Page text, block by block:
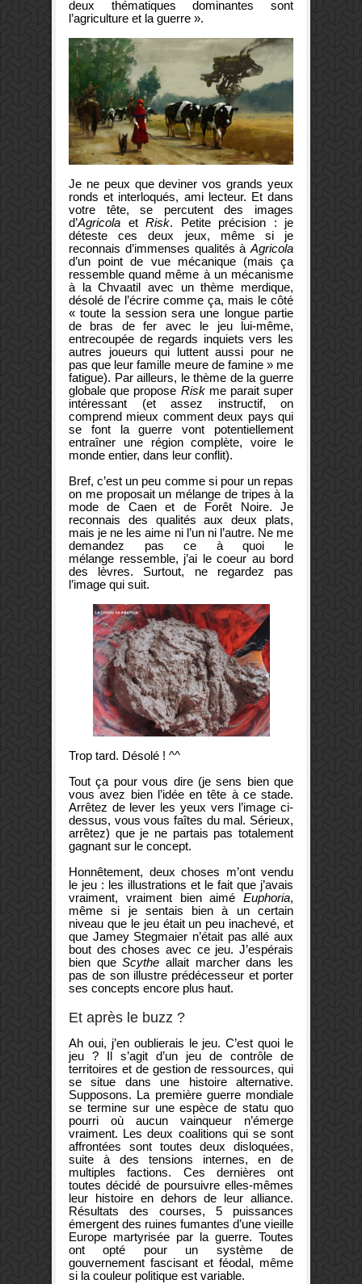
deux thématiques dominantes sont
l’agriculture et la guerre ».
Je ne peux que deviner vos grands yeux
ronds et interloqués, ami lecteur. Et dans
votre tête, se percutent des images
d’Agricola et Risk. Petite précision : je
déteste ces deux jeux, même si je
reconnais d’immenses qualités à Agricola
d’un point de vue mécanique (mais ça
ressemble quand même à un mécanisme
à la Chvaatil avec un thème merdique,
désolé de l’écrire comme ça, mais le côté
« toute la session sera une longue partie
de bras de fer avec le jeu lui-même,
entrecoupée de regards inquiets vers les
autres joueurs qui luttent aussi pour ne
pas que leur famille meure de famine » me
fatigue). Par ailleurs, le thème de la guerre
globale que propose Riskme parait super
intéressant (et assez instructif, on
comprend mieux comment deux pays qui
se font la guerre vont potentiellement
entraîner une région complète, voire le
monde entier, dans leur conflit).
Bref, c’est un peu comme si pour un repas
on me proposait un mélange de tripes à la
mode de Caen et de Forêt Noire. Je
reconnais des qualités aux deux plats,
mais je ne les aime ni l’un ni l’autre. Ne me
demandez pas ce à quoi le
mélange ressemble, j’ai le coeur au bord
des lèvres. Surtout, ne regardez pas
l’image qui suit.
Trop tard. Désolé ! ^^
Tout ça pour vous dire (je sens bien que
vous avez bien l’idée en tête à ce stade.
Arrêtez de lever les yeux vers l’image ci-
dessus, vous vous faîtes du mal. Sérieux,
arrêtez) que je ne partais pas totalement
gagnant sur le concept.
Honnêtement, deux choses m’ont vendu
le jeu : les illustrations et le fait que j’avais
vraiment, vraiment bien aimé Euphoria,
même si je sentais bien à un certain
niveau que le jeu était un peu inachevé, et
que Jamey Stegmaier n’était pas allé aux
bout des choses avec ce jeu. J’espérais
bien queScythe allait marcher dans les
pas de son illustre prédécesseur et porter
ses concepts encore plus haut.
Et après le buzz ?
Ah oui, j’en oublierais le jeu. C’est quoi le
jeu ? Il s’agit d’un jeu de contrôle de
territoires et de gestion de ressources, qui
se situe dans une histoire alternative.
Supposons. La première guerre mondiale
se termine sur une espèce de statu quo
pourri où aucun vainqueur n’émerge
vraiment. Les deux coalitions qui se sont
affrontées sont toutes deux disloquées,
suite à des tensions internes, en de
multiples factions. Ces dernières ont
toutes décidé de poursuivre elles-mêmes
leur histoire en dehors de leur alliance.
Résultats des courses, 5 puissances
émergent des ruines fumantes d’une vieille
Europe martyrisée par la guerre. Toutes
ont opté pour un système de
gouvernement fascisant et féodal, même
si la couleur politique est variable.